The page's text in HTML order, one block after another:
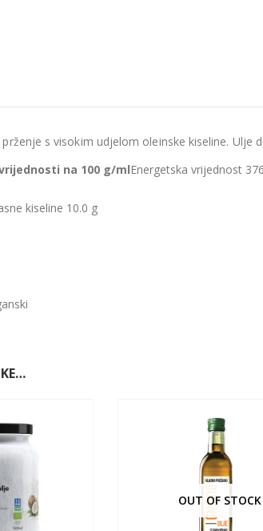
s visokim udjelom oleinske kiseline. Ulje
na 100 g/mlEnergetska vrijednost
kiseline 10.0 g
OUT OF STOCK